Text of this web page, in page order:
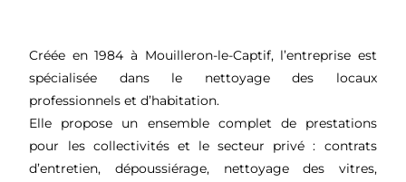
Créée en 1984 à Mouilleron-le-Captif, l’entreprise est
spécialisée dans le nettoyage des locaux
professionnels et d’habitation.
Elle propose un ensemble complet de prestations
pour les collectivités et le secteur privé : contrats
d’entretien, dépoussiérage, nettoyage des vitres,